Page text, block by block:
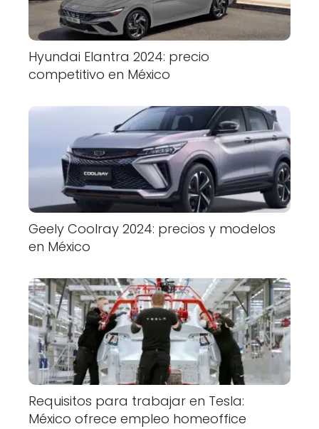
Hyundai Elantra 2024: precio
competitivo en México
Geely Coolray 2024: precios y modelos
en México
Requisitos para trabajar en Tesla:
México ofrece empleo homeoffice